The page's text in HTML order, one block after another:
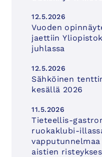
12.5.2026
Vuoden
jaettiin
juhlassa
12.5.2026
Sähköinen
kesällä 2026
11.5.2026
Tieteellis-
ruokaklubi-
aistien